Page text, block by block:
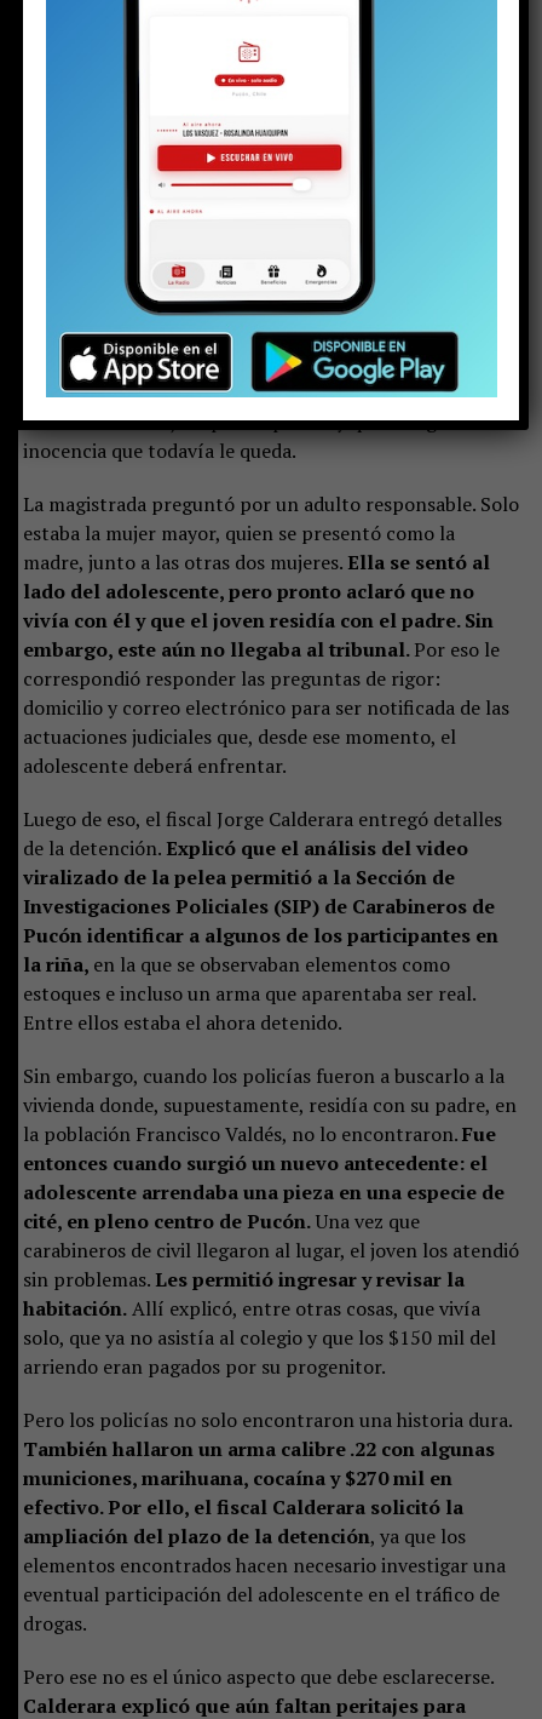
terminado. El padre llegó tarde. Al parecer, una vez más.
Minutos antes de esa escena, el joven, con cara de
niño, se presentó ante la jueza del Juzgado de
Garantía de Pucón. Con las esposas en sus muñecas,
vestía una parka negra y brillante, zapatillas, un
buzo gris y llevaba el pelo con corte degradado.Su
rostro serio reflejaba preocupación y quizás algo de la
inocencia que todavía le queda.
La magistrada preguntó por un adulto responsable. Solo
estaba la mujer mayor, quien se presentó como la
madre, junto a las otras dos mujeres. Ella se sentó al
lado del adolescente, pero pronto aclaró que no
vivía con él y que el joven residía con el padre. Sin
embargo, este aún no llegaba al tribunal.Por eso le
correspondió responder las preguntas de rigor:
domicilio y correo electrónico para ser notificada de las
actuaciones judiciales que, desde ese momento, el
adolescente deberá enfrentar.
Luego de eso, el fiscal Jorge Calderara entregó detalles
de la detención. Explicó que el análisis del video
viralizado de la pelea permitió a la Sección de
Investigaciones Policiales (SIP) de Carabineros de
Pucón identificar a algunos de los participantes en
la riña, en la que se observaban elementos como
estoques e incluso un arma que aparentaba ser real.
Entre ellos estaba el ahora detenido.
Sin embargo, cuando los policías fueron a buscarlo a la
vivienda donde, supuestamente, residía con su padre, en
la población Francisco Valdés, no lo encontraron.Fue
entonces cuando surgió un nuevo antecedente: el
adolescente arrendaba una pieza en una especie de
cité, en pleno centro de Pucón.Una vez que
carabineros de civil llegaron al lugar, el joven los atendió
sin problemas. Les permitió ingresar y revisar la
habitación.Allí explicó, entre otras cosas, que vivía
solo, que ya no asistía al colegio y que los $150 mil del
arriendo eran pagados por su progenitor.
Pero los policías no solo encontraron una historia dura.
También hallaron un arma calibre .22 con algunas
municiones, marihuana, cocaína y $270 mil en
efectivo. Por ello, el fiscal Calderara solicitó la
ampliación del plazo de la detención, ya que los
elementos encontrados hacen necesario investigar una
eventual participación del adolescente en el tráfico de
drogas.
Pero ese no es el único aspecto que debe esclarecerse.
Calderara explicó que aún faltan peritajes para